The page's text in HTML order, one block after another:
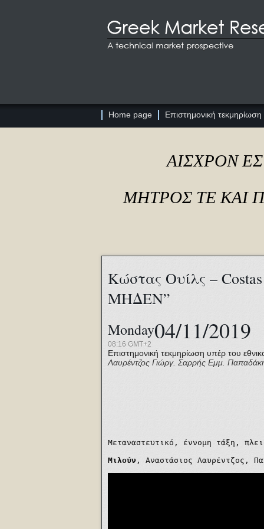
Home page Επιστημονική τεκμηρίωση
ΑΙΣΧΡΟΝ
ΜΗΤΡΟΣ ΤΕ ΚΑΙ
Κώστας Ουίλς –
ΜΗΔΕΝ”
Monday04/11/2019
08:16 GMT+2
Επιστημονική τεκμηρίωση υπέρ του
Λαυρέντζος Γιώργ. Σαρρής Εμμ.
Μεταναστευτικό, έννομη τάξη,
Μιλούν , Αναστάσιος Λαυρέντζος,